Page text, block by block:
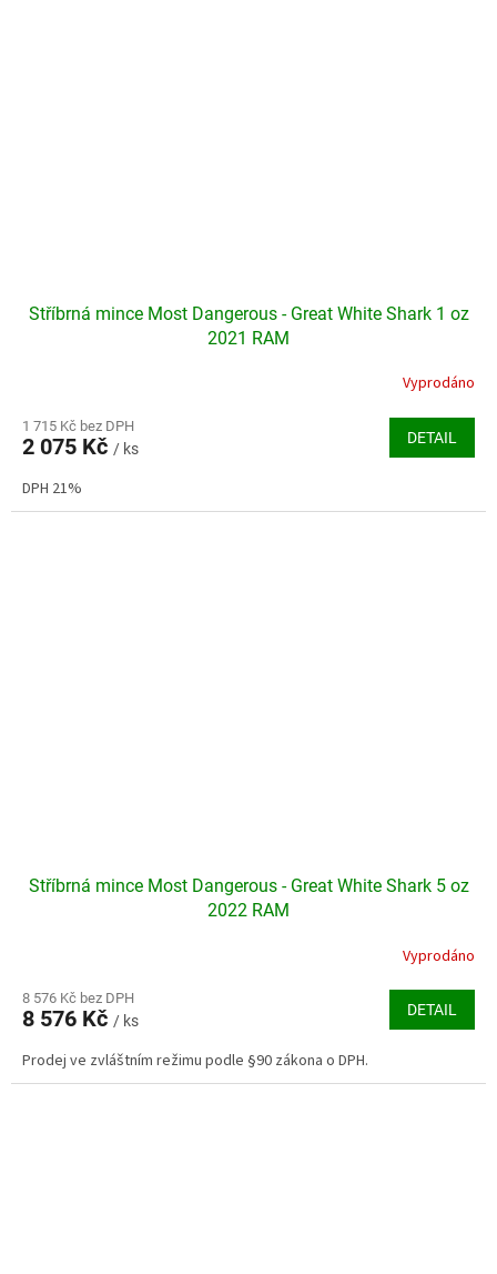
Stříbrná mince Most Dangerous - Great White Shark 1 oz
2021 RAM
produktu
je
z
5
Vyprodáno
1 715 Kč bez DPH
2 075 Kč / ks
DETAIL
DPH 21%
Stříbrná mince Most Dangerous - Great White Shark 5 oz
2022 RAM
Vyprodáno
8 576 Kč bez DPH
8 576 Kč / ks
DETAIL
Prodej ve zvláštním režimu podle §90 zákona o DPH.